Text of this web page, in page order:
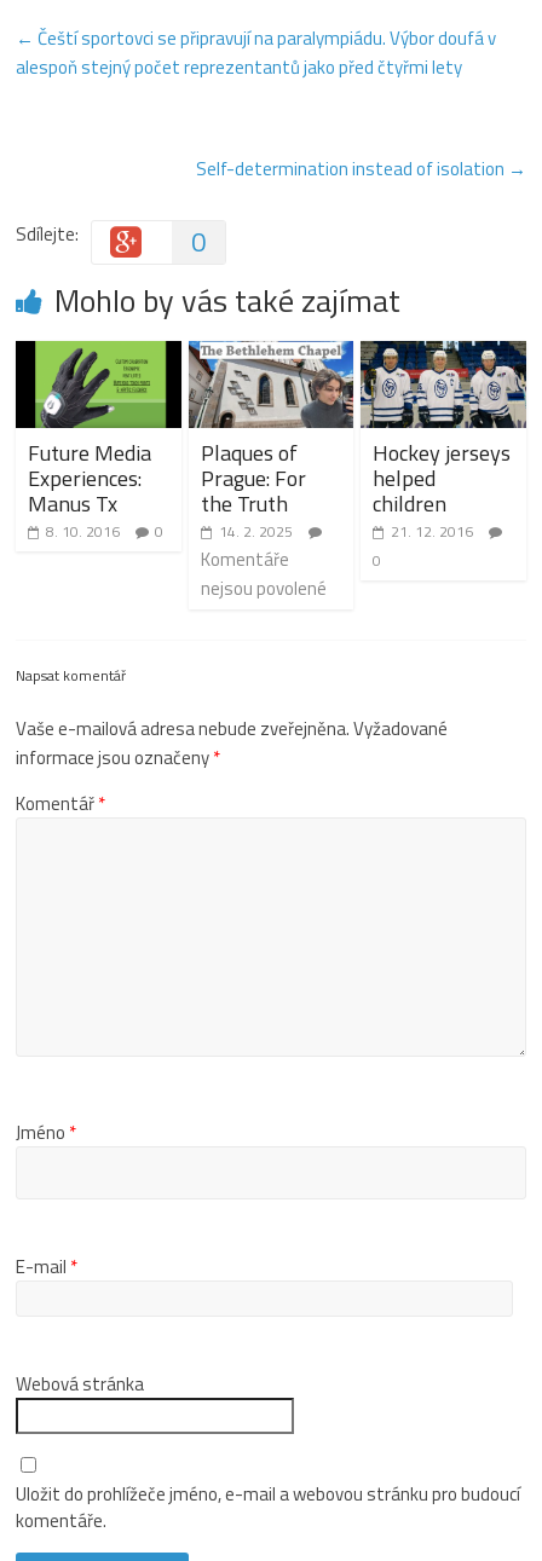
← Čeští sportovci se připravují na paralympiádu. Výbor doufá v
alespoň stejný počet reprezentantů jako před čtyřmi lety
Self-determination instead of isolation →
Sdílejte: 0
Mohlo by vás také zajímat
Future Media
Experiences:
Manus Tx
8. 10. 2016 0
Plaques of
Prague: For
the Truth
14. 2. 2025
Komentáře
nejsou povolené
Hockey jerseys
helped
children
21. 12. 2016
0
Napsat komentář
Vaše e-mailová adresa nebude zveřejněna.Vyžadované
informace jsou označeny*
Komentář*
Jméno *
E-mail *
Webová stránka
Uložit do prohlížeče jméno, e-mail a webovou stránku pro budoucí
komentáře.